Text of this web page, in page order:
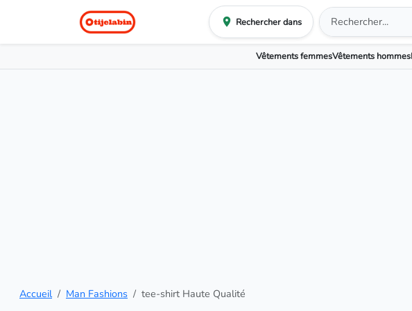
Rechercher dans
Vêtements femmesVêtements hommes
Accueil Man Fashions tee-shirt Haute Qualité